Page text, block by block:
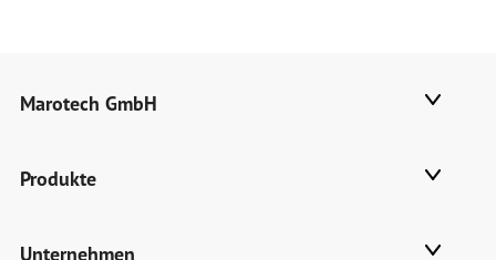
Marotech GmbH
Produkte
Unternehmen